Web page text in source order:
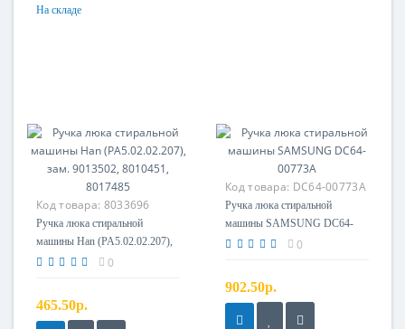
На складе
Код товара: 8033696
Ручка люка стиральной
машины Han (PA5.02.02.207),
зам. 9013502, 8010451,
0
465.50р.
Код товара: DC64-00773A
Ручка люка стиральной
машины SAMSUNG DC64-
00773A
0
902.50р.